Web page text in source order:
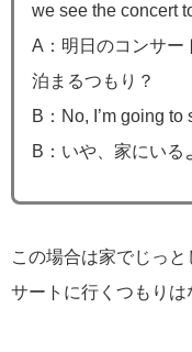
we see the concert
A：明日のコンサー
泊まるつもり？
B：No, I’m going to
B：いや、家にいる
この場合は家でじっ
サートに行くつもりは